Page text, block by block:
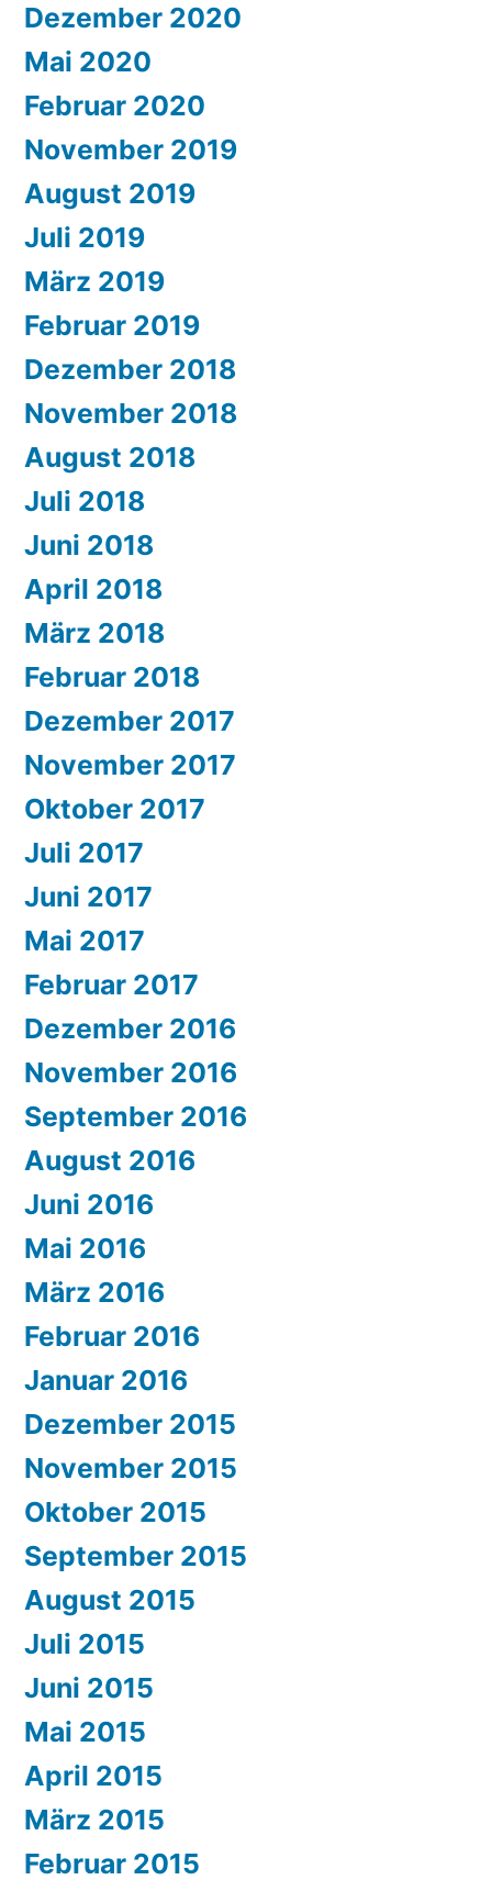
Dezember 2020
Mai 2020
Februar 2020
November 2019
August 2019
Juli 2019
März 2019
Februar 2019
Dezember 2018
November 2018
August 2018
Juli 2018
Juni 2018
April 2018
März 2018
Februar 2018
Dezember 2017
November 2017
Oktober 2017
Juli 2017
Juni 2017
Mai 2017
Februar 2017
Dezember 2016
November 2016
September 2016
August 2016
Juni 2016
Mai 2016
März 2016
Februar 2016
Januar 2016
Dezember 2015
November 2015
Oktober 2015
September 2015
August 2015
Juli 2015
Juni 2015
Mai 2015
April 2015
März 2015
Februar 2015